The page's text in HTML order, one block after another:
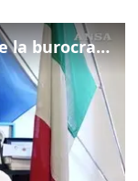
La fibra aiuta l'IA ad abbattere la burocrazia, progetto pilota in Veneto